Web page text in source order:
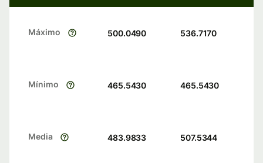
Máximo 500.0490 536.7170
Mínimo 465.5430 465.5430
Media 483.9833 507.5344